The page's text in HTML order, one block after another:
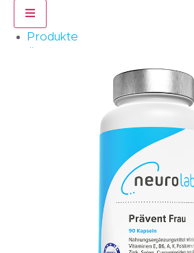
Produkte
Das Neurolab Team
Expertenmeinungen
Kundenmeinungen
Häufig gestellte Fragen
Hamburger Toggle Menu